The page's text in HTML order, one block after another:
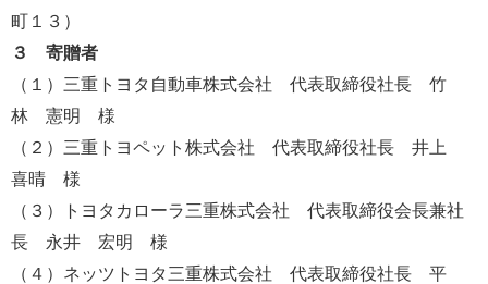
町１３）
３ 寄贈者
（１）三重トヨタ自動車株式会社 代表取締役社長 竹
林 憲明 様
（２）三重トヨペット株式会社 代表取締役社長 井上
喜晴 様
（３）トヨタカローラ三重株式会社 代表取締役会長兼社
長 永井 宏明 様
（４）ネッツトヨタ三重株式会社 代表取締役社長 平